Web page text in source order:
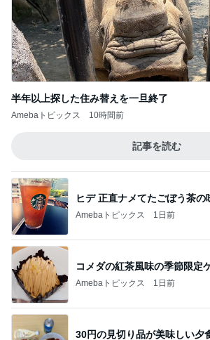
Amebaトピックス 1日前
30円の見切り品が美味しい夕
Amebaトピックス 1日前
Amebaトピックス 10時間前